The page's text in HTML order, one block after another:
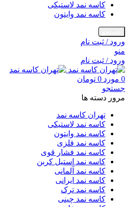
کاسه نمد لاستیکی
کاسه نمد وایتون
ورود / ثبت نام
منو
ورود / ثبت نام
0 مورد 0 تومان
جستجو
مرور دسته ها
تهران کاسه نمد
کاسه نمد لاستیکی
کاسه نمد وایتون
کاسه نمد فلزی
کاسه نمد فشار قوی
کاسه نمد استیل کربن
کاسه نمد آلمانی
کاسه نمد ایرانی
کاسه نمد ترک
کاسه نمد چینی